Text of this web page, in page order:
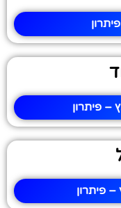
– פיתרון
פיתרון